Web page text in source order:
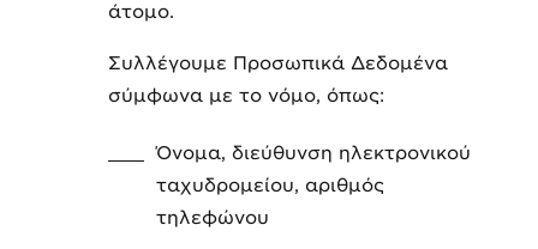
άτομο.
Συλλέγουμε Προσωπικά Δεδομένα
σύμφωνα με το νόμο, όπως:
Όνομα, διεύθυνση ηλεκτρονικού
ταχυδρομείου, αριθμός
τηλεφώνου